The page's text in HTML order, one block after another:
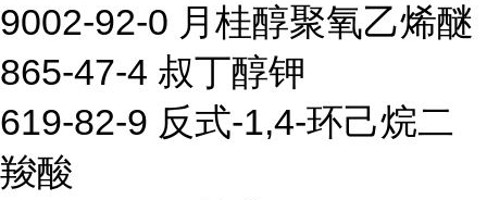
9002-92-0 月桂醇聚氧乙烯醚
865-47-4 叔丁醇钾
619-82-9 反式-1,4-环己烷二
羧酸